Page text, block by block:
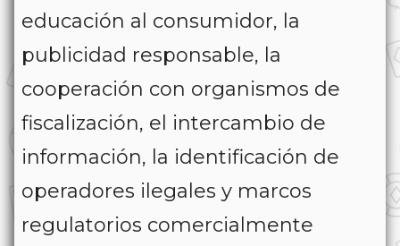
educación al consumidor, la
publicidad responsable, la
cooperación con organismos de
fiscalización, el intercambio de
información, la identificación de
operadores ilegales y marcos
regulatorios comercialmente